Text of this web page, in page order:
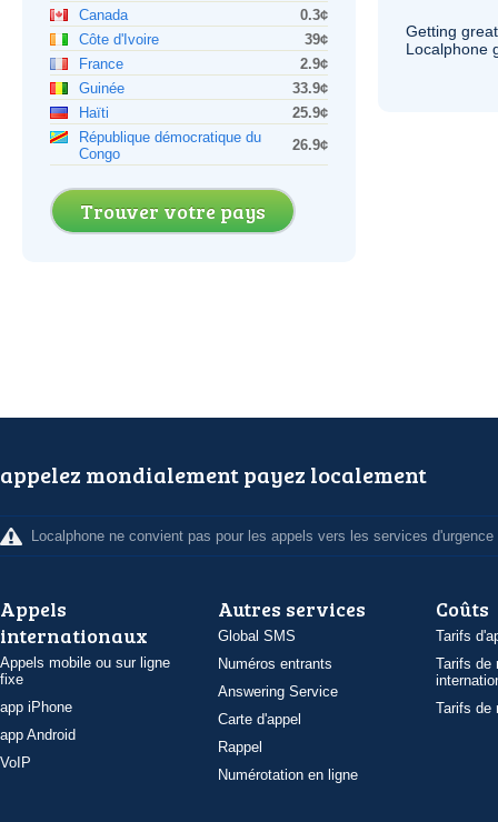
Canada
0.3¢
Côte d'Ivoire
39¢
France
2.9¢
Guinée
33.9¢
Haïti
25.9¢
République démocratique du
Congo
26.9¢
Trouver votre pays
Getting
Localphone
appelez mondialement payez localement
Localphone ne convient pas pour les appels vers les services d'urgence
Appels
internationaux
Appels mobile ou sur ligne
fixe
app iPhone
app Android
VoIP
Autres services
Global SMS
Numéros entrants
Answering Service
Carte d'appel
Rappel
Numérotation en ligne
Coûts
Tarifs
Tarifs de
Tarifs de